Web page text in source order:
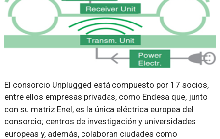
El consorcio Unplugged está compuesto por 17 socios,
entre ellos empresas privadas, como Endesa que, junto
con su matriz Enel, es la única eléctrica europea del
consorcio; centros de investigación y universidades
europeas y, además, colaboran ciudades como